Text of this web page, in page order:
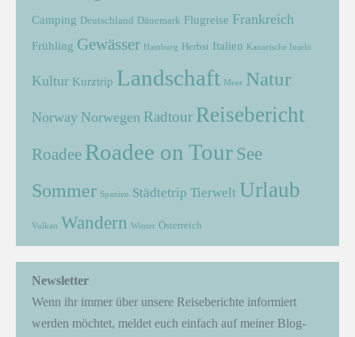
Camping Deutschland Dänemark Flugreise Frankreich
Frühling Gewässer Hamburg Herbst Italien Kanarische Inseln
Kultur Kurztrip Landschaft Meer Natur
Norway Norwegen Radtour Reisebericht
Roadee Roadee on Tour See
Sommer Spanien Städtetrip Tierwelt Urlaub
Vulkan Wandern Winter Österreich
Newsletter
Wenn ihr immer über unsere Reiseberichte informiert
werden möchtet, meldet euch einfach auf meiner Blog-